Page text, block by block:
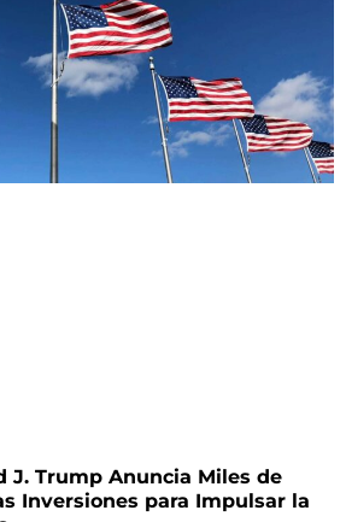
J. Trump Anuncia Miles de
Inversiones para Impulsar la